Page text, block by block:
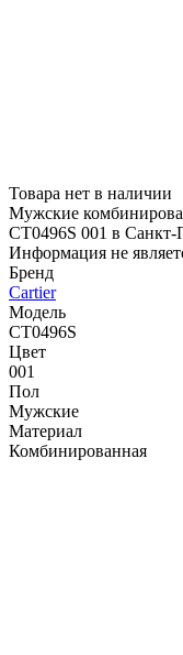
Товара нет в наличии
Мужские
CT0496S 001 в Санкт-
Информация не
Бренд
Cartier
Модель
CT0496S
Цвет
001
Пол
Мужские
Материал
Комбинированная